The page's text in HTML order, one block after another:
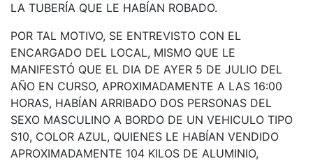
LA TUBERÍA QUE LE HABÍAN ROBADO.
POR TAL MOTIVO, SE ENTREVISTO CON EL
ENCARGADO DEL LOCAL, MISMO QUE LE
MANIFESTÓ QUE EL DIA DE AYER 5 DE JULIO DEL
AÑO EN CURSO, APROXIMADAMENTE A LAS 16:00
HORAS, HABÍAN ARRIBADO DOS PERSONAS DEL
SEXO MASCULINO A BORDO DE UN VEHICULO TIPO
S10, COLOR AZUL, QUIENES LE HABÍAN VENDIDO
APROXIMADAMENTE 104 KILOS DE ALUMINIO,